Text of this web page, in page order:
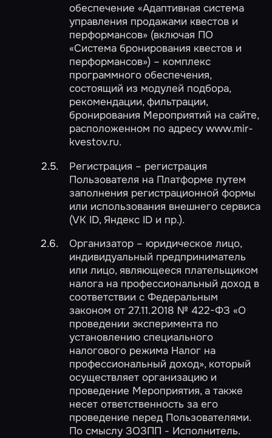
обеспечение «Адаптивная система
управления продажами квестов и
перформансов» (включая ПО
«Система бронирования квестов и
перформансов») – комплекс
программного обеспечения,
состоящий из модулей подбора,
рекомендации, фильтрации,
бронирования Мероприятий на сайте,
расположенном по адресу www.mir-
kvestov.ru.
Регистрация – регистрация
Пользователя на Платформе путем
заполнения регистрационной формы
или использования внешнего сервиса
(VK ID, Яндекс ID и пр.).
Организатор – юридическое лицо,
индивидуальный предприниматель
или лицо, являющееся плательщиком
налога на профессиональный доход в
соответствии с Федеральным
законом от 27.11.2018 № 422-ФЗ «О
проведении эксперимента по
установлению специального
налогового режима Налог на
профессиональный доход», который
осуществляет организацию и
проведение Мероприятия, а также
несет ответственность за его
проведение перед Пользователями.
По смыслу ЗОЗПП - Исполнитель.